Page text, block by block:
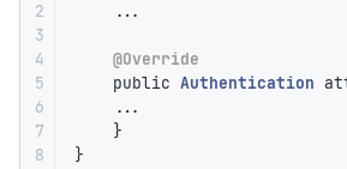
2
3
4
5
6
7
8
    ...
@Override
    public
Authentication
    ...
    }
}